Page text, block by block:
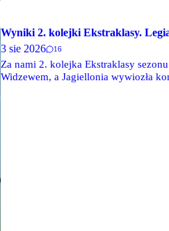
Wyniki 2. kolejki Ekstraklasy.
3 sie 2026
16
Za nami 2. kolejka Ekstraklasy
Widzewem, a Jagiellonia wywiozła